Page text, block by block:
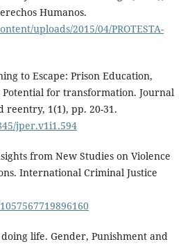
Humanos.
uploads/2015/04/PROTESTA-
to Escape: Prison Education,
for transformation. Journal
reentry, 1(1), pp. 20-31.
jper.v1i1.594
from New Studies on Violence
International Criminal Justice
life. Gender, Punishment and